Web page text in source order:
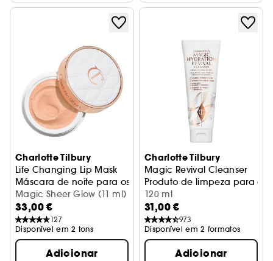
Charlotte Tilbury
Life Changing Lip Mask
Máscara de noite para os lábios
Magic Sheer Glow (11 ml)
33,00 €
127
Disponível em 2 tons
Adicionar
Charlotte Tilbury
Magic Revival Cleanser
Produto de limpeza para o
120 ml
31,00 €
973
Disponível em 2 formatos
Adicionar